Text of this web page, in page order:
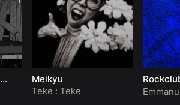
Meikyu
Teke : Teke